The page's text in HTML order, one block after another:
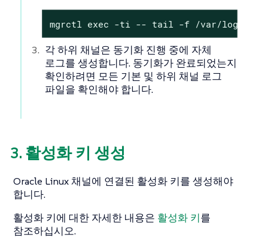
mgrctl exec -ti -- tail -f /var/log/rhn/
각 하위 채널은 동기화 진행 중에 자체
로그를 생성합니다. 동기화가 완료되었는지
확인하려면 모든 기본 및 하위 채널 로그
파일을 확인해야 합니다.
3. 활성화 키 생성
Oracle Linux 채널에 연결된 활성화 키를 생성해야
합니다.
활성화 키에 대한 자세한 내용은 활성화 키를
참조하십시오.